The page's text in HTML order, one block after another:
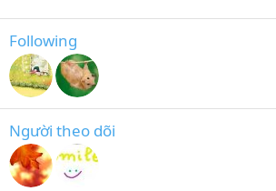
Following
Người theo dõi